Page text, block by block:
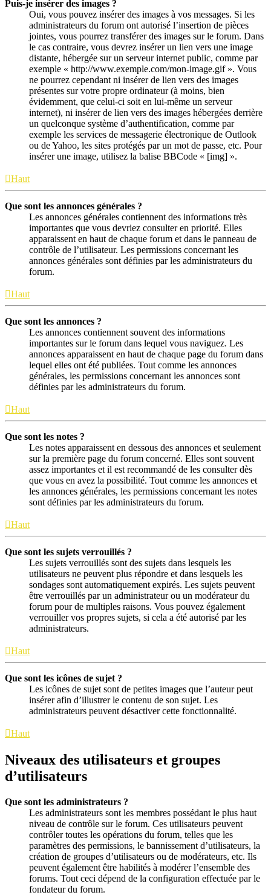
Puis-je insérer des images ?
Oui, vous pouvez insérer des images à vos messages. Si les
administrateurs du forum ont autorisé l’insertion de pièces
jointes, vous pourrez transférer des images sur le forum. Dans
le cas contraire, vous devrez insérer un lien vers une image
distante, hébergée sur un serveur internet public, comme par
exemple « http://www.exemple.com/mon-image.gif ». Vous
ne pourrez cependant ni insérer de lien vers des images
présentes sur votre propre ordinateur (à moins, bien
évidemment, que celui-ci soit en lui-même un serveur
internet), ni insérer de lien vers des images hébergées derrière
un quelconque système d’authentification, comme par
exemple les services de messagerie électronique de Outlook
ou de Yahoo, les sites protégés par un mot de passe, etc. Pour
insérer une image, utilisez la balise BBCode « [img] ».
Haut
Que sont les annonces générales ?
Les annonces générales contiennent des informations très
importantes que vous devriez consulter en priorité. Elles
apparaissent en haut de chaque forum et dans le panneau de
contrôle de l’utilisateur. Les permissions concernant les
annonces générales sont définies par les administrateurs du
forum.
Haut
Que sont les annonces ?
Les annonces contiennent souvent des informations
importantes sur le forum dans lequel vous naviguez. Les
annonces apparaissent en haut de chaque page du forum dans
lequel elles ont été publiées. Tout comme les annonces
générales, les permissions concernant les annonces sont
définies par les administrateurs du forum.
Haut
Que sont les notes ?
Les notes apparaissent en dessous des annonces et seulement
sur la première page du forum concerné. Elles sont souvent
assez importantes et il est recommandé de les consulter dès
que vous en avez la possibilité. Tout comme les annonces et
les annonces générales, les permissions concernant les notes
sont définies par les administrateurs du forum.
Haut
Que sont les sujets verrouillés ?
Les sujets verrouillés sont des sujets dans lesquels les
utilisateurs ne peuvent plus répondre et dans lesquels les
sondages sont automatiquement expirés. Les sujets peuvent
être verrouillés par un administrateur ou un modérateur du
forum pour de multiples raisons. Vous pouvez également
verrouiller vos propres sujets, si cela a été autorisé par les
administrateurs.
Haut
Que sont les icônes de sujet ?
Les icônes de sujet sont de petites images que l’auteur peut
insérer afin d’illustrer le contenu de son sujet. Les
administrateurs peuvent désactiver cette fonctionnalité.
Haut
Niveaux des utilisateurs et groupes
d’utilisateurs
Que sont les administrateurs ?
Les administrateurs sont les membres possédant le plus haut
niveau de contrôle sur le forum. Ces utilisateurs peuvent
contrôler toutes les opérations du forum, telles que les
paramètres des permissions, le bannissement d’utilisateurs, la
création de groupes d’utilisateurs ou de modérateurs, etc. Ils
peuvent également être habilités à modérer l’ensemble des
forums. Tout ceci dépend de la configuration effectuée par le
fondateur du forum.